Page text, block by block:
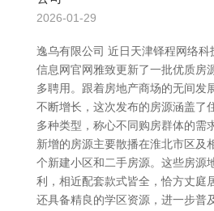
2026-01-29
逸乌有限公司 近日天津铎程网络
信息网官网雅致更新了一批优质房
多聘用。跟着房地产商场的无间发
不断增长，这次发布的房源涵盖了
多种类型，称心不同购房群体的需
新增的房源主要散播在淮北市区及
个新建小区和二手房源。这些房源
利，相近配套款式皆全，恰方丈庭
还具备精良的学区资源，进一步普